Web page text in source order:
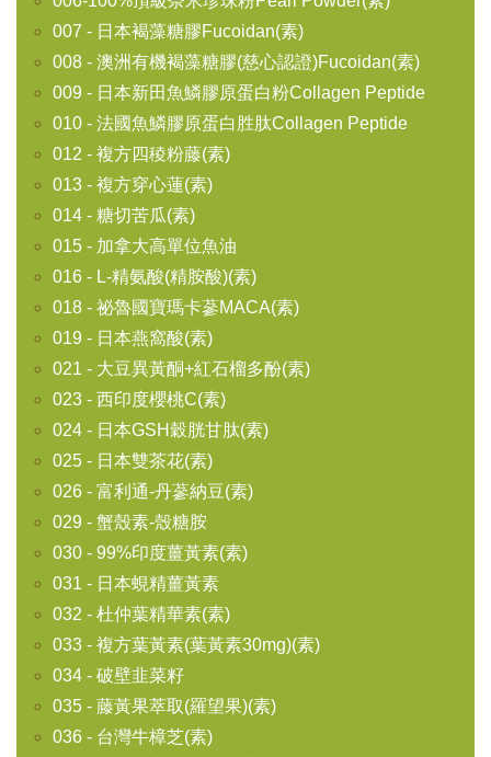
007 - 日本褐藻糖膠Fucoidan(素)
008 - 澳洲有機褐藻糖膠(慈心認證)Fucoidan(素)
009 - 日本新田魚鱗膠原蛋白粉Collagen Peptide
010 - 法國魚鱗膠原蛋白胜肽Collagen Peptide
012 - 複方四稜粉藤(素)
013 - 複方穿心蓮(素)
014 - 糖切苦瓜(素)
015 - 加拿大高單位魚油
016 - L-精氨酸(精胺酸)(素)
018 - 祕魯國寶瑪卡蔘MACA(素)
019 - 日本燕窩酸(素)
021 - 大豆異黃酮+紅石榴多酚(素)
023 - 西印度櫻桃C(素)
024 - 日本GSH穀胱甘肽(素)
025 - 日本雙茶花(素)
026 - 富利通-丹蔘納豆(素)
029 - 蟹殼素-殼糖胺
030 - 99%印度薑黃素(素)
031 - 日本蜆精薑黃素
032 - 杜仲葉精華素(素)
033 - 複方葉黃素(葉黃素30mg)(素)
034 - 破壁韭菜籽
035 - 藤黃果萃取(羅望果)(素)
036 - 台灣牛樟芝(素)